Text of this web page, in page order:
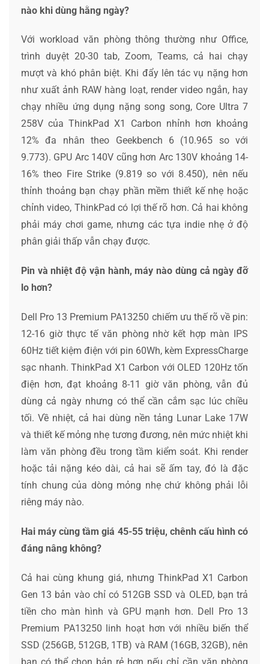
nào khi dùng hằng ngày?
Với workload văn phòng thông thường như Office,
trình duyệt 20-30 tab, Zoom, Teams, cả hai chạy
mượt và khó phân biệt. Khi đẩy lên tác vụ nặng hơn
như xuất ảnh RAW hàng loạt, render video ngắn, hay
chạy nhiều ứng dụng nặng song song, Core Ultra 7
258V của ThinkPad X1 Carbon nhỉnh hơn khoảng
12% đa nhân theo Geekbench 6 (10.965 so với
9.773). GPU Arc 140V cũng hơn Arc 130V khoảng 14-
16% theo Fire Strike (9.819 so với 8.450), nên nếu
thỉnh thoảng bạn chạy phần mềm thiết kế nhẹ hoặc
chỉnh video, ThinkPad có lợi thế rõ hơn. Cả hai không
phải máy chơi game, nhưng các tựa indie nhẹ ở độ
phân giải thấp vẫn chạy được.
Pin và nhiệt độ vận hành, máy nào dùng cả ngày đỡ
lo hơn?
Dell Pro 13 Premium PA13250 chiếm ưu thế rõ về pin:
12-16 giờ thực tế văn phòng nhờ kết hợp màn IPS
60Hz tiết kiệm điện với pin 60Wh, kèm ExpressCharge
sạc nhanh. ThinkPad X1 Carbon với OLED 120Hz tốn
điện hơn, đạt khoảng 8-11 giờ văn phòng, vẫn đủ
dùng cả ngày nhưng có thể cần cắm sạc lúc chiều
tối. Về nhiệt, cả hai dùng nền tảng Lunar Lake 17W
và thiết kế mỏng nhẹ tương đương, nên mức nhiệt khi
làm văn phòng đều trong tầm kiểm soát. Khi render
hoặc tải nặng kéo dài, cả hai sẽ ấm tay, đó là đặc
tính chung của dòng mỏng nhẹ chứ không phải lỗi
riêng máy nào.
Hai máy cùng tầm giá 45-55 triệu, chênh cấu hình có
đáng nâng không?
Cả hai cùng khung giá, nhưng ThinkPad X1 Carbon
Gen 13 bản vào chỉ có 512GB SSD và OLED, bạn trả
tiền cho màn hình và GPU mạnh hơn. Dell Pro 13
Premium PA13250 linh hoạt hơn với nhiều biến thể
SSD (256GB, 512GB, 1TB) và RAM (16GB, 32GB), nên
bạn có thể chọn bản rẻ hơn nếu chỉ cần văn phòng